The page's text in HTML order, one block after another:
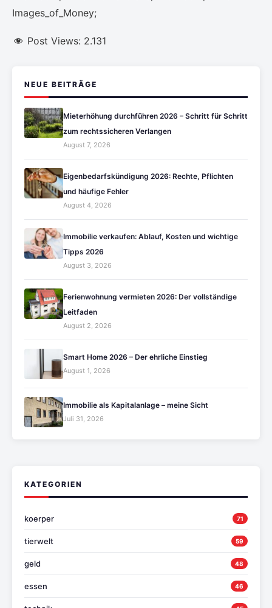
Images_of_Money;
Post Views: 2.131
NEUE BEITRÄGE
Mieterhöhung durchführen 2026 – Schritt für Schritt
zum rechtssicheren Verlangen
August 7, 2026
Eigenbedarfskündigung 2026: Rechte, Pflichten
und häufige Fehler
August 4, 2026
Immobilie verkaufen: Ablauf, Kosten und wichtige
Tipps 2026
August 3, 2026
Ferienwohnung vermieten 2026: Der vollständige
Leitfaden
August 2, 2026
Smart Home 2026 – Der ehrliche Einstieg
August 1, 2026
Immobilie als Kapitalanlage – meine Sicht
Juli 31, 2026
KATEGORIEN
koerper 71
tierwelt 59
geld 48
essen 46